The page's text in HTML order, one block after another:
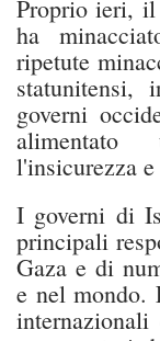
Proprio ieri,
ha
ripetute
statunitensi,
governi
alimentato
l'insicurezza
I governi di
principali
Gaza e di
e nel mondo.
internazionali